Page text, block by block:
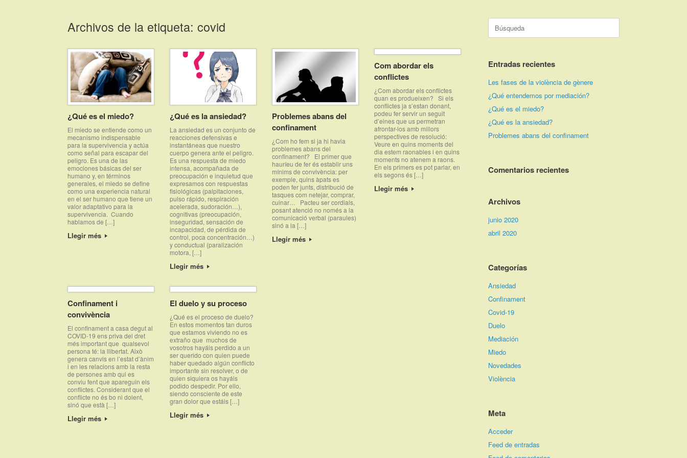
Archivos de la etiqueta: covid
¿Qué es el miedo?
El miedo se entiende como un
mecanismo indispensable
para la supervivencia y actúa
como señal para escapar del
peligro. Es una de las
emociones básicas del ser
humano y, en términos
generales, el miedo se define
como una experiencia natural
en el ser humano que tiene un
valor adaptativo para la
supervivencia. Cuando
hablamos de […]
Llegir més
¿Qué es la ansiedad?
La ansiedad es un conjunto de
reacciones defensivas e
instantáneas que nuestro
cuerpo genera ante el peligro.
Es una respuesta de miedo
intensa, acompañada de
preocupación e inquietud que
expresamos con respuestas
fisiológicas (palpitaciones,
pulso rápido, respiración
acelerada, sudoración…),
cognitivas (preocupación,
inseguridad, sensación de
incapacidad, de pérdida de
control, poca concentración…)
y conductual (paralización
motora, […]
Llegir més
Problemes abans del
confinament
¿Com ho fem si ja hi havia
problemes abans del
confinament? El primer que
hauríeu de fer és establir uns
mínims de convivència: per
exemple, quins àpats es
poden fer junts, distribució de
tasques com netejar, comprar,
cuinar… Pacteu ser cordials,
posant atenció no només a la
comunicació verbal (paraules)
sinó a la […]
Llegir més
Com abordar els
conflictes
¿Com abordar els conflictes
quan es produeixen? Si els
conflictes ja s’estan donant,
podeu fer servir un seguit
d’eines que us permetran
afrontar-los amb millors
perspectives de resolució:
Veure en quins moments del
dia estem raonables i en quins
moments no atenem a raons.
En els primers es pot parlar, en
els segons és […]
Llegir més
Confinament i
convivència
El confinament a casa degut al
COVID-19 ens priva del dret
més important que qualsevol
persona té: la llibertat. Això
genera canvis en l’estat d’ànim
i en les relacions amb la resta
de persones amb qui es
conviu fent que apareguin els
conflictes. Considerant que el
conflicte no és bo ni dolent,
sinó que està […]
Llegir més
El duelo y su proceso
¿Qué es el proceso de duelo?
En estos momentos tan duros
que estamos viviendo no es
extraño que muchos de
vosotros hayáis perdido a un
ser querido con quien puede
haber quedado algún conflicto
importante sin resolver, o de
quien siquiera os hayáis
podido despedir. Por ello,
siendo consciente de este
gran dolor que estáis […]
Llegir més
Buscar:
Entradas recientes
Les fases de la violència de gènere
¿Qué entendemos por mediación?
¿Qué es el miedo?
¿Qué es la ansiedad?
Problemes abans del confinament
Comentarios recientes
Archivos
junio 2020
abril 2020
Categorías
Ansiedad
Confinament
Covid-19
Duelo
Mediación
Miedo
Novedades
Violència
Meta
Acceder
Feed de entradas